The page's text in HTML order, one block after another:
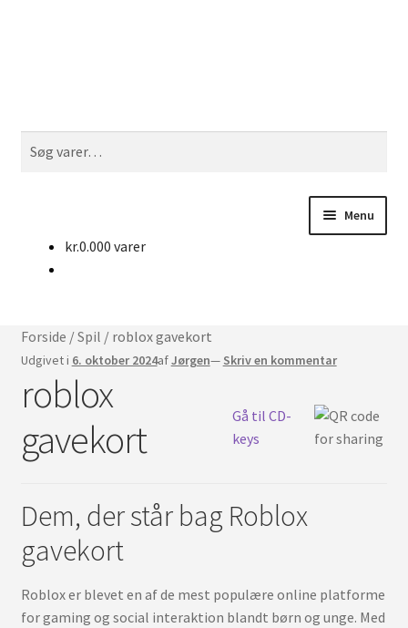
efter:
Menu
Kontakt
Dansk
kr.0.000 varer
Forside /Spil / roblox gavekort
Udgivet i 6. oktober 2024afJørgen— Skriv en kommentar
roblox
gavekort
Gå til CD-
keys
Dem, der står bag Roblox
gavekort
Roblox er blevet en af de mest populære online platforme
for gaming og social interaktion blandt børn og unge. Med